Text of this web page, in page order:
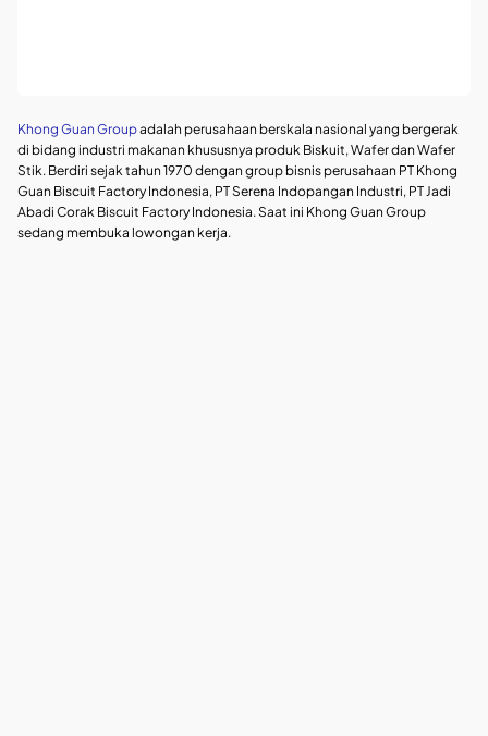
Khong Guan Groupadalah perusahaan berskala nasional yang bergerak
di bidang industri makanan khususnya produk Biskuit, Wafer dan Wafer
Stik. Berdiri sejak tahun 1970 dengan group bisnis perusahaan PT Khong
Guan Biscuit Factory Indonesia, PT Serena Indopangan Industri, PT Jadi
Abadi Corak Biscuit Factory Indonesia. Saat ini Khong Guan Group
sedang membuka lowongan kerja.